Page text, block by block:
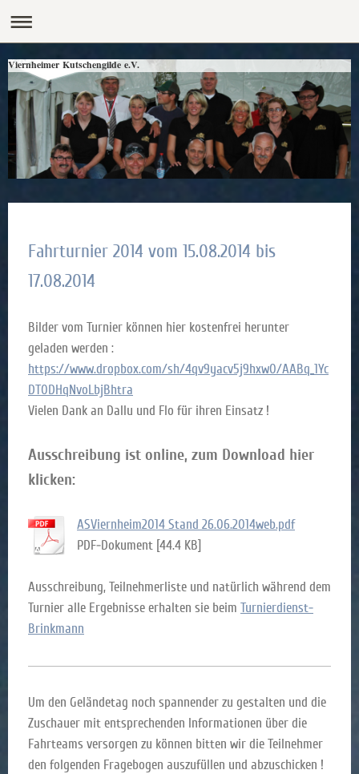
Viernheimer Kutschengilde e.V.
Fahrturnier 2014 vom 15.08.2014 bis
17.08.2014
Bilder vom Turnier können hier kostenfrei herunter
geladen werden :
https://www.dropbox.com/sh/4qv9yacv5j9hxw0/AABq_1Yc
DT0DHqNvoLbjBhtra
Vielen Dank an Dallu und Flo für ihren Einsatz !
Ausschreibung ist online, zum Download hier
klicken:
ASViernheim2014 Stand 26.06.2014web.pdf
PDF-Dokument [44.4 KB]
Ausschreibung, Teilnehmerliste und natürlich während dem
Turnier alle Ergebnisse erhalten sie beim Turnierdienst-
Brinkmann
Um den Geländetag noch spannender zu gestalten und die
Zuschauer mit entsprechenden Informationen über die
Fahrteams versorgen zu können bitten wir die Teilnehmer
den folgenden Fragebogen auszufüllen und abzuschicken !